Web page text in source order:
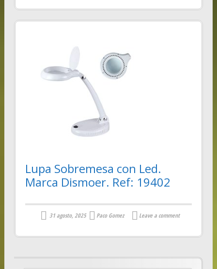
Lupa Sobremesa con Led.
Marca Dismoer. Ref: 19402
31 agosto, 2025 Paco Gomez Leave a comment